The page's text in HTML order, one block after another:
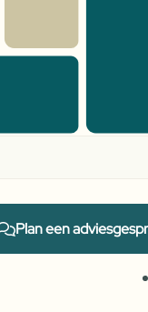
Plan een